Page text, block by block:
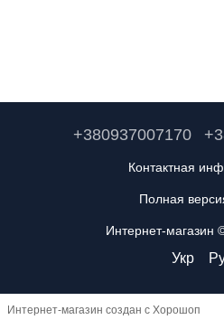
+380937007170
Контактная
Полная
Интернет-магазин
Укр
Интернет-магазин создан с Хорошоп